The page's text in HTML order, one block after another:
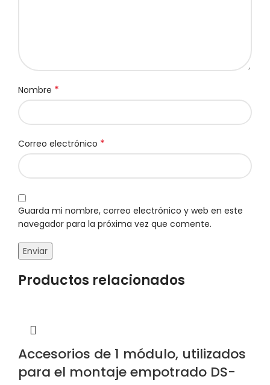
Nombre *
Correo electrónico *
Guarda mi nombre, correo electrónico y web en este
navegador para la próxima vez que comente.
Productos relacionados
Accesorios de 1 módulo, utilizados
para el montaje empotrado DS-